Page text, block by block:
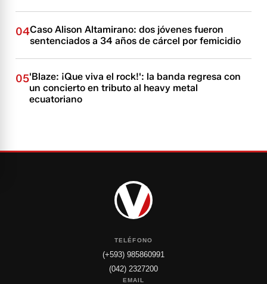
04Caso Alison Altamirano: dos jóvenes fueron
sentenciados a 34 años de cárcel por femicidio
05'Blaze: ¡Que viva el rock!': la banda regresa con
un concierto en tributo al heavy metal
ecuatoriano
TELÉFONO
(+593) 985860991
(042) 2327200
EMAIL